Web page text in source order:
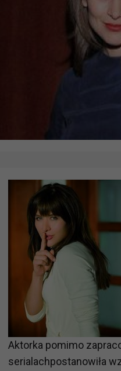
Aktorka pomimo
serialachpostanowiła